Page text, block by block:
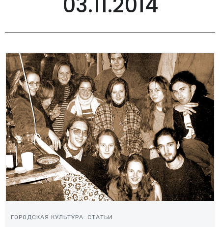
ГОРОДСКАЯ КУЛЬТУРА: СТАТЬИ